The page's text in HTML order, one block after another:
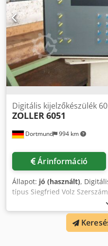
Dortmund 994 km
Digitális kijelzőkészülék
ZOLLER6051
Árinformáció
Állapot: jó (használt),
típus Siegfried Volz
Abusck Rüschebrinkstr. 151-
Wambel